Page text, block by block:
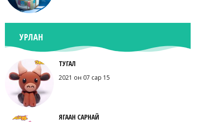
УРЛАН
ТУГАЛ
2021 он 07 сар 15
ЯГААН САРНАЙ